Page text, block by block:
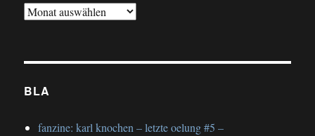
gesamtschau
BLA
fanzine: karl knochen – letzte oelung #5 –